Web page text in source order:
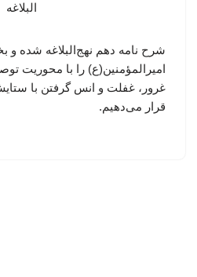
شرح نامه دهم نهج‌البلاغه شده
امیرالمؤمنین(ع) را با محوریت
غرور، غفلت و انس گرفتن با
قرار می‌دهیم.